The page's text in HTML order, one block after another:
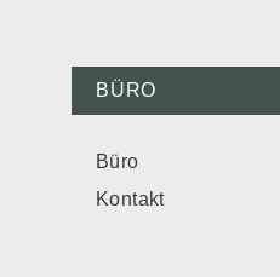
BÜRO
Büro
Kontakt